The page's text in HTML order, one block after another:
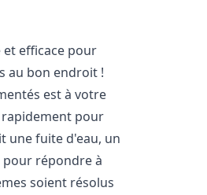
et efficace pour
au bon endroit !
est à votre
pour
une fuite d'eau, un
pour répondre à
soient résolus